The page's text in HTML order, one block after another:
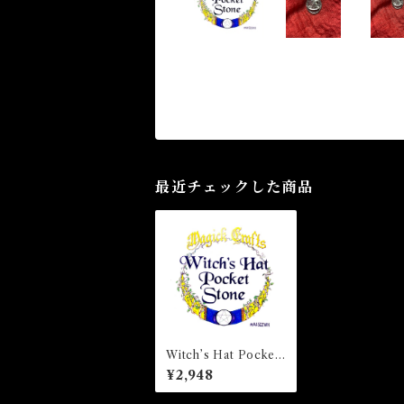
最近チェックした商品
Witch’s Hat Pocket
Stone ウィッチハット
ポケットストーン 白
魔術アミュレット
¥2,948